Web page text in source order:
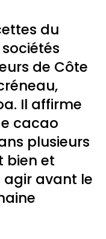
du
de Côte
Il affirme
cacao
plusieurs
bien et
avant le